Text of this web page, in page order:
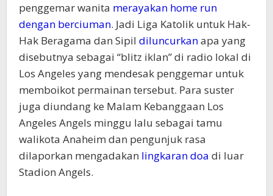
penggemar wanita merayakan home run
dengan berciuman. Jadi Liga Katolik untuk Hak-
Hak Beragama dan Sipil diluncurkanapa yang
disebutnya sebagai “blitz iklan” di radio lokal di
Los Angeles yang mendesak penggemar untuk
memboikot permainan tersebut. Para suster
juga diundang ke Malam Kebanggaan Los
Angeles Angels minggu lalu sebagai tamu
walikota Anaheim dan pengunjuk rasa
dilaporkan mengadakan lingkaran doa di luar
Stadion Angels.